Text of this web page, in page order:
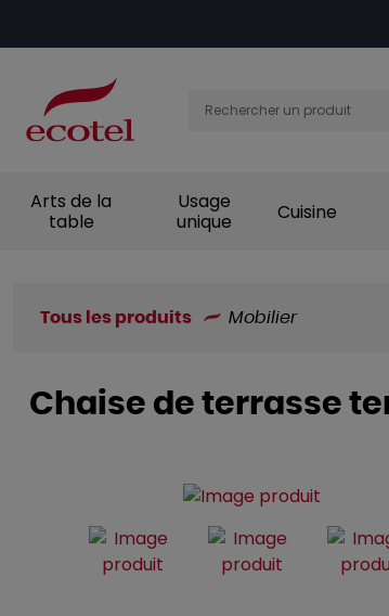
Arts de la
table
Usage
unique
Cuisine
Tous les produits Mobilier
Chaise de terrasse